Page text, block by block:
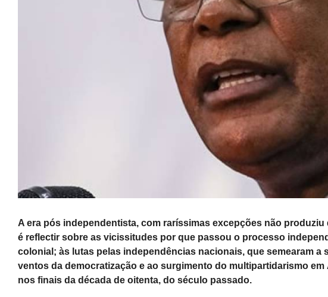
A era pós independentista, com raríssimas excepções não
é reflectir sobre as vicissitudes por que passou o processo
colonial; às lutas pelas independências nacionais, que semearam
ventos da democratização e ao surgimento do multipartidarismo
nos finais da década de oitenta, do século passado.